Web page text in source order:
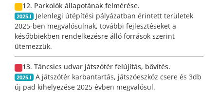
12. Parkolók állapotának felmérése.
2025.I
Jelenlegi útépítési pályázatban érintett területek
2025-ben megvalósulnak, további fejlesztéseket a
későbbiekben rendelkezésre álló források szerint
ütemezzük.
13. Táncsics udvar játszótér felújítás, bővítés.
2025.I
A játszótér karbantartás, játszóeszköz csere és 3db
új pad kihelyezése 2025 évben megvalósul.